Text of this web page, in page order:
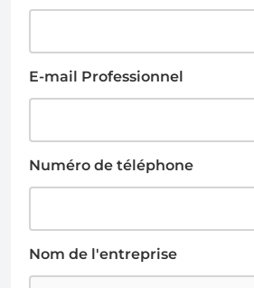
E-mail Professionnel
Numéro de téléphone
Nom de l'entreprise